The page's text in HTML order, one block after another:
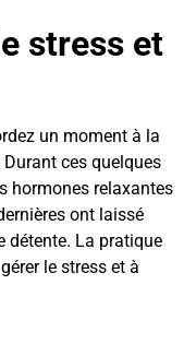
stress et
un moment à la
ces quelques
hormones relaxantes
ont laissé
détente. La pratique
le stress et à